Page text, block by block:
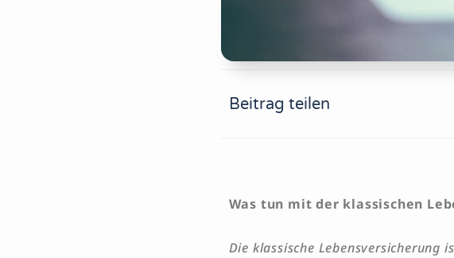
Beitrag teilen
Was tun mit der klassischen
Die klassische